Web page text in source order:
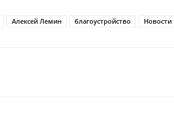
Алексей Лемин благоустройство Новости